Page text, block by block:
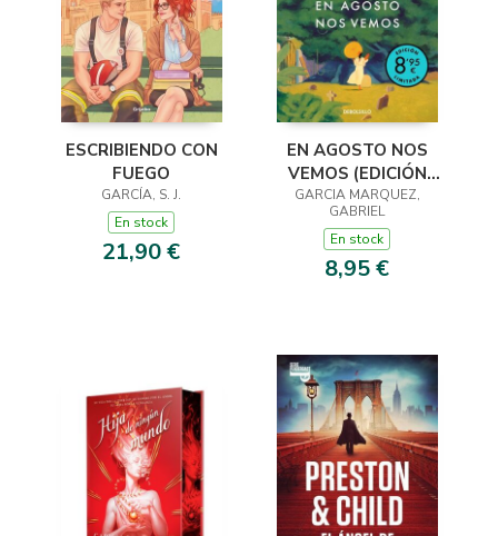
ESCRIBIENDO CON
FUEGO
GARCÍA, S. J.
En stock
21,90 €
EN AGOSTO NOS
VEMOS (EDICIÓN
LIMITADA)
GARCIA MARQUEZ,
GABRIEL
En stock
8,95 €